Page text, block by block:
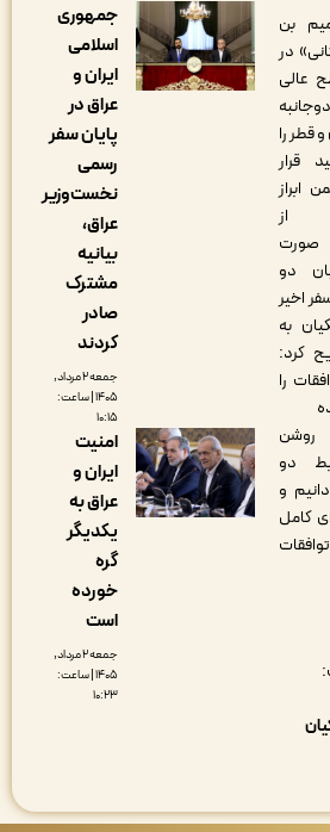
جمهوری
اسلامی
ایران و
پایان سفر
نخست‌وزیر
جمعه ۲ مرداد,
۱۴۰۵ | ساعت:
امنیت
ایران و
عراق به
جمعه ۲ مرداد,
۱۴۰۵ | ساعت: